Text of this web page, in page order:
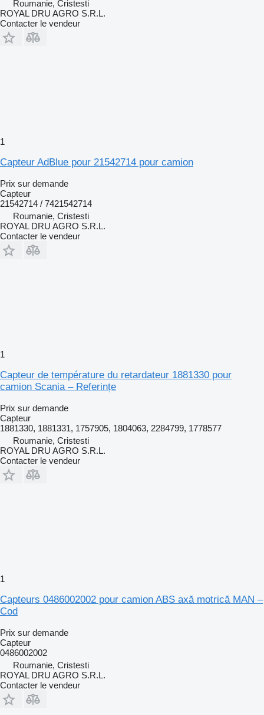
Roumanie, Cristesti
ROYAL DRU AGRO S.R.L.
Contacter le vendeur
1
Capteur AdBlue pour 21542714 pour camion
Prix sur demande
Capteur
21542714 / 7421542714
Roumanie, Cristesti
ROYAL DRU AGRO S.R.L.
Contacter le vendeur
1
Capteur de température du retardateur 1881330 pour
camion Scania – Referințe
Prix sur demande
Capteur
1881330, 1881331, 1757905, 1804063, 2284799, 1778577
Roumanie, Cristesti
ROYAL DRU AGRO S.R.L.
Contacter le vendeur
1
Capteurs 0486002002 pour camion ABS axă motrică MAN –
Cod
Prix sur demande
Capteur
0486002002
Roumanie, Cristesti
ROYAL DRU AGRO S.R.L.
Contacter le vendeur